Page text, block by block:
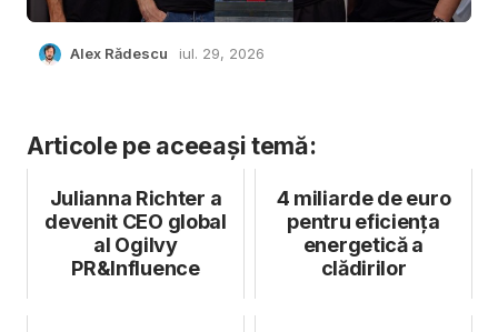
Alex Rădescu iul. 29, 2026
Articole pe aceeași temă:
Julianna Richter a
devenit CEO global
al Ogilvy
PR&Influence
4 miliarde de euro
pentru eficiența
energetică a
clădirilor